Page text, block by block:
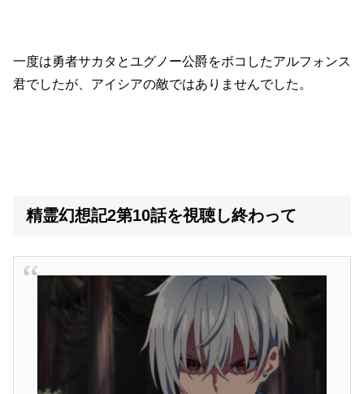
一度は勇者サカタとユグノー公爵をボコしたアルフォンス
君でしたが、アイシアの敵ではありませんでした。
精霊幻想記2第10話を視聴し終わって